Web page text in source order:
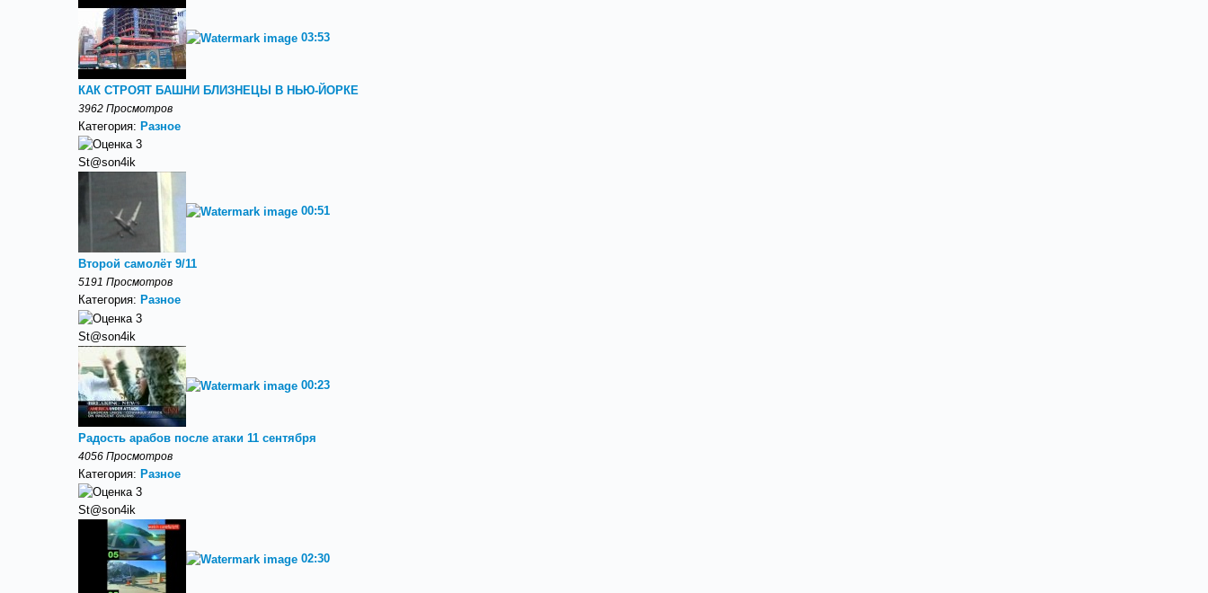
03:53
КАК СТРОЯТ БАШНИ БЛИЗНЕЦЫ В НЬЮ-ЙОРКЕ
3962 Просмотров
Категория: Разное
St@son4ik
00:51
Второй самолёт 9/11
5191 Просмотров
Категория: Разное
St@son4ik
00:23
Радость арабов после атаки 11 сентября
4056 Просмотров
Категория: Разное
St@son4ik
02:30